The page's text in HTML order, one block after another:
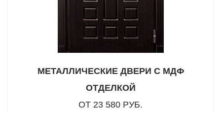
МЕТАЛЛИЧЕСКИЕ ДВЕРИ С МДФ
ОТДЕЛКОЙ
ОТ 23 580 РУБ.